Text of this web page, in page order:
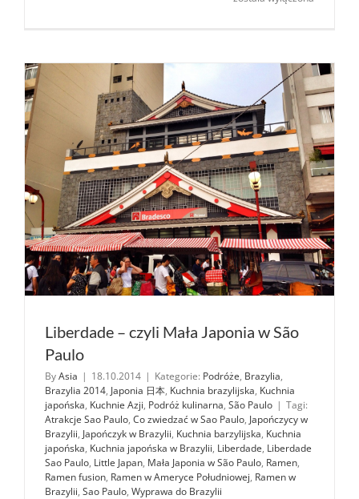
gdzie
się
dekadę
Liberdade – czyli Mała Japonia w São
Paulo
ByAsia | 18.10.2014 | Kategorie: Podróże, Brazylia,
Brazylia 2014, Japonia 日本, Kuchnia brazylijska, Kuchnia
japońska, Kuchnie Azji, Podróż kulinarna, São Paulo | Tagi:
Atrakcje Sao Paulo, Co zwiedzać w Sao Paulo, Japończycy w
Brazylii, Japończyk w Brazylii, Kuchnia barzylijska, Kuchnia
japońska, Kuchnia japońska w Brazylii, Liberdade, Liberdade
Sao Paulo, Little Japan, Mała Japonia w São Paulo, Ramen,
Ramen fusion, Ramen w Ameryce Południowej, Ramen w
Brazylii, Sao Paulo, Wyprawa do Brazylii